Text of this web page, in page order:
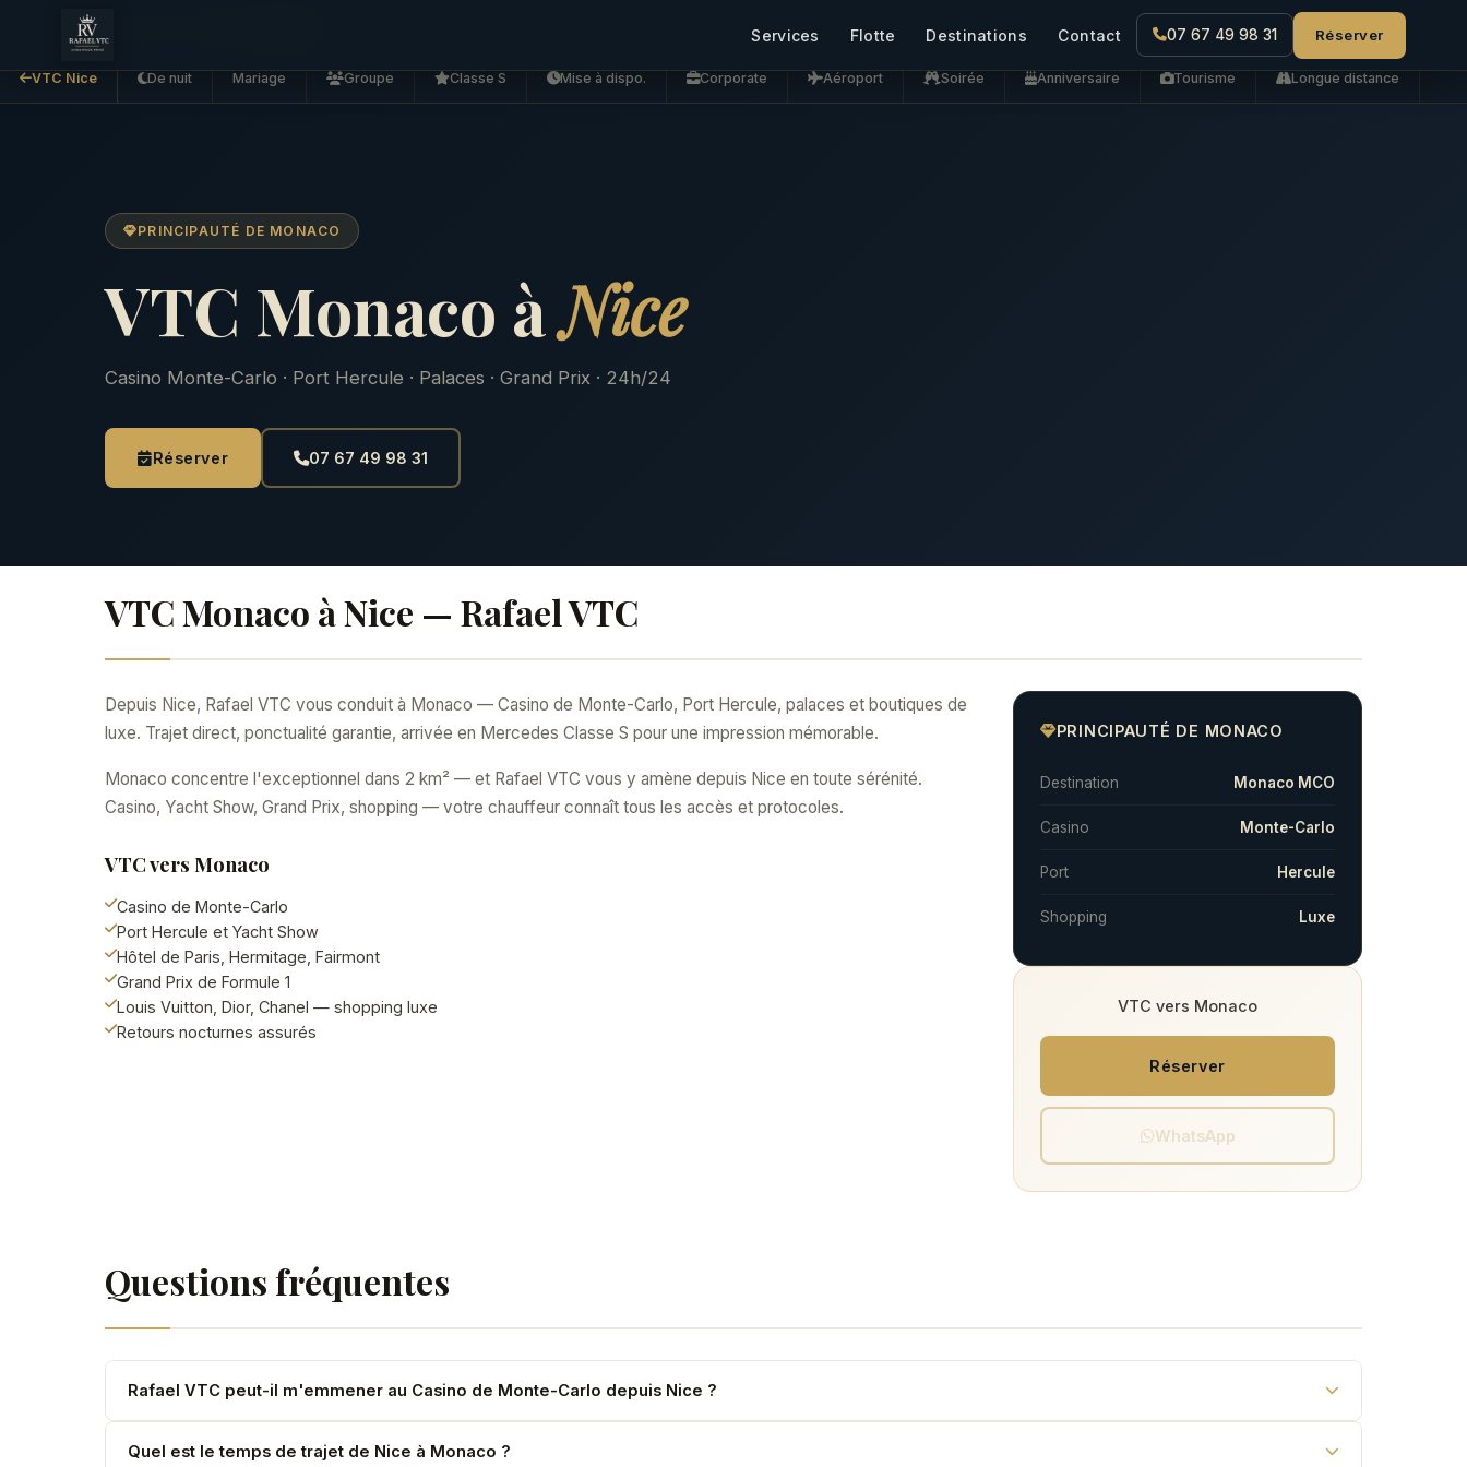
Services Flotte Destinations Contact 07 67 49 98 31 Réserver
VTC Nice De nuit Mariage Groupe Classe S Mise à dispo. Corporate Aéroport Soirée Anniversaire Tourisme Longue distance
PRINCIPAUTÉ DE MONACO
VTC Monaco àNice
Casino Monte-Carlo · Port Hercule · Palaces · Grand Prix · 24h/24
Réserver 07 67 49 98 31
VTC Monaco à Nice — Rafael VTC
Depuis Nice, Rafael VTC vous conduit à Monaco — Casino de Monte-Carlo, Port Hercule, palaces et boutiques de
luxe. Trajet direct, ponctualité garantie, arrivée en Mercedes Classe S pour une impression mémorable.
Monaco concentre l'exceptionnel dans 2 km² — et Rafael VTC vous y amène depuis Nice en toute sérénité.
Casino, Yacht Show, Grand Prix, shopping — votre chauffeur connaît tous les accès et protocoles.
VTC vers Monaco
Casino de Monte-Carlo
Port Hercule et Yacht Show
Hôtel de Paris, Hermitage, Fairmont
Grand Prix de Formule 1
Louis Vuitton, Dior, Chanel — shopping luxe
Retours nocturnes assurés
PRINCIPAUTÉ DE MONACO
Destination Monaco MCO
Casino Monte-Carlo
Port Hercule
Shopping Luxe
VTC vers Monaco
Réserver
WhatsApp
Questions fréquentes
Rafael VTC peut-il m'emmener au Casino de Monte-Carlo depuis Nice ?
Oui. Dépôt à l'entrée du Casino — discret, élégant, ponctuel.
Quel est le temps de trajet de Nice à Monaco ?